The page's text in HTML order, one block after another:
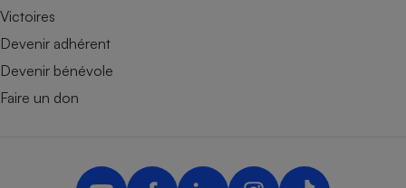
Victoires
Devenir adhérent
Devenir bénévole
Faire un don